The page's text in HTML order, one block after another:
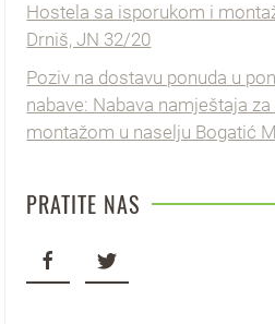
Hostela sa isporukom i
Drniš, JN 32/20
Poziv na dostavu ponuda u
nabave: Nabava namještaja
montažom u naselju Bogatić
PRATITE NAS